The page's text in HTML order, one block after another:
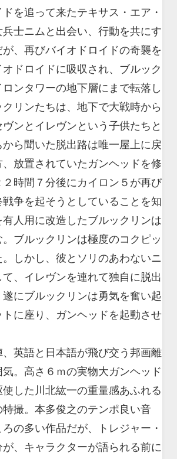
を追って来たテキサス・エア・
士ニムと出会い、行動を共にす
、再びバイオドロイドの奇襲を
ドロイドに吸収され、ブルック
ロンタワーの地下層にまで転落し
リンたちは、地下で大戦時から
ンとイレヴンという子供たちと
ら聞いた脱出路は唯一屋上に戻
放置されていたガンヘッドを修
時間７分後にカイロン５が再び
戦争を起そうとしていることを知
人用に改造したブルックリンは
ブルックリンは極度のコクピッ
。しかし、彼とソリのあわないニ
、イレヴンを連れて独自に脱出
にブルックリンは勇気を奮い起
に座り、ガンヘッドを起動させ
英語と日本語が飛び交う邦画離
。高さ６ｍの実物大ガンヘッド
した川北紘一の重量感あふれる
特撮。本多俊之のテンポ良い音
の多い作品だが、トレジャー・
、キャラクターが語られる前に